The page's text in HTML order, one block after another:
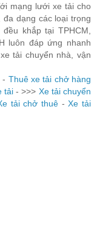
mạng lưới xe tải cho
dạng các loại trọng
khắp tại TPHCM,
luôn đáp ứng nhanh
tải chuyển nhà, vận
- Thuê xe tải chở hàng
tải - >>> Xe tải chuyển
tải chở thuê -Xe tải